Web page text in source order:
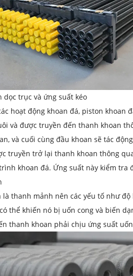
dọc trục và ứng suất kéo
hoạt động khoan đá, piston khoan
và được truyền đến thanh khoan
và cuối cùng đầu khoan sẽ tác
truyền trở lại thanh khoan thông
khoan đá. Ứng suất này kiểm tra
là thanh mảnh nên các yếu tố như
thể khiến nó bị uốn cong và biến
thanh khoan phải chịu ứng suất